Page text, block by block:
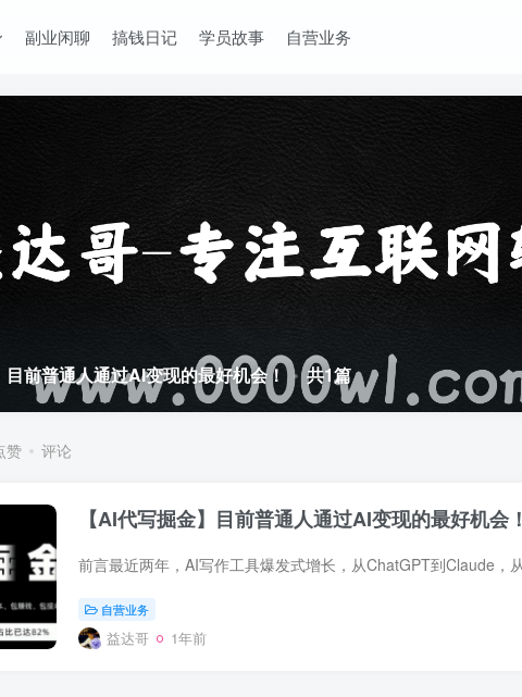
副业闲聊 搞钱日记 学员故事 自营业务
目前普通人通过AI变现的最好机会！ 共1篇
赞 评论
【AI代写掘金】目前普通人通过AI变现的最好机会！
自营业务
益达哥 1年前